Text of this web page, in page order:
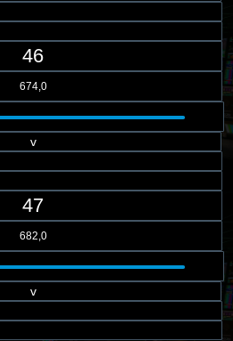
46
674,0
v
47
682,0
v